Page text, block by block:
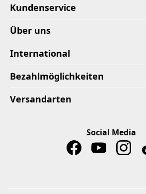
Kundenservice
Über uns
International
Bezahlmöglichkeiten
Versandarten
Social Media